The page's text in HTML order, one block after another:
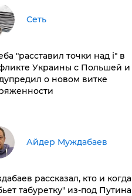
Сеть
"расставил точки над і" в
Украины с Польшей и
о новом витке
Айдер Муждабаев
рассказал, кто и когда
табуретку" из-под Путина